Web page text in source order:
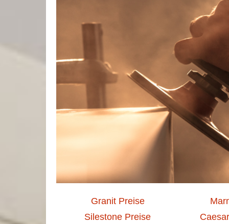
Granit Preise
Silestone Preise